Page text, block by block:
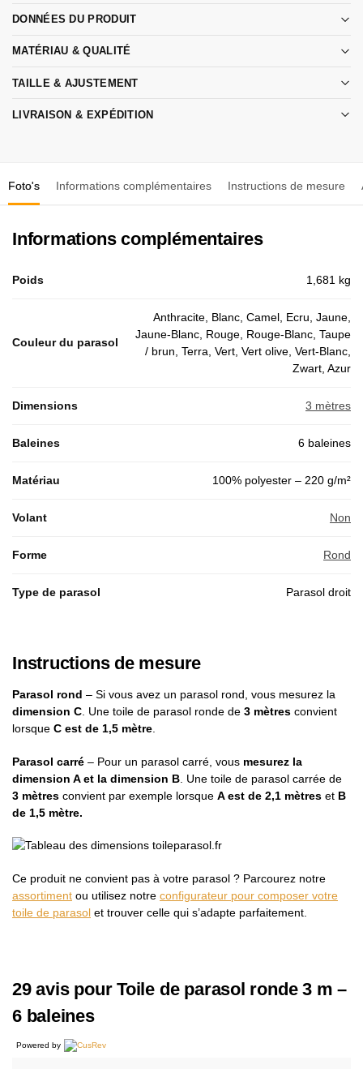
DONNÉES DU PRODUIT
MATÉRIAU & QUALITÉ
TAILLE & AJUSTEMENT
LIVRAISON & EXPÉDITION
Foto's Informations complémentaires Instructions de mesure
Informations complémentaires
Poids 1,681 kg
Couleur du parasol
Anthracite, Blanc, Camel, Ecru, Jaune,
Jaune-Blanc, Rouge, Rouge-Blanc, Taupe
/ brun, Terra, Vert, Vert olive, Vert-Blanc,
Zwart, Azur
Dimensions 3 mètres
Baleines 6 baleines
Matériau 100% polyester – 220 g/m²
Volant Non
Forme Rond
Type de parasol Parasol droit
Instructions de mesure
Parasol rond – Si vous avez un parasol rond, vous mesurez la
dimension C. Une toile de parasol ronde de 3 mètres convient
lorsque C est de 1,5 mètre.
Parasol carré – Pour un parasol carré, vous mesurez la
dimension A et la dimension B . Une toile de parasol carrée de
3 mètres convient par exemple lorsque A est de 2,1 mètres et B
de 1,5 mètre.
Ce produit ne convient pas à votre parasol ? Parcourez notre
assortiment ou utilisez notre configurateur pour composer votre
toile de parasol et trouver celle qui s’adapte parfaitement.
29 avis pourToile de parasol ronde 3 m –
6 baleines
Powered by